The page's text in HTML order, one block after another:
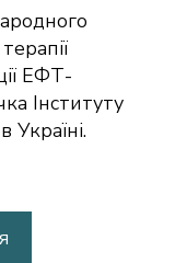
ЕФТ-
Інституту
Україні.